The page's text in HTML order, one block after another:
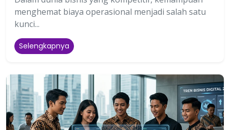
menghemat biaya operasional menjadi salah satu
kunci...
Selengkapnya